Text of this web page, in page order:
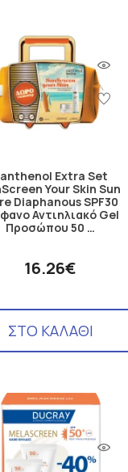
Extra Set
Your Skin Sun
Diaphanous SPF30
Αντιηλιακό Gel
Προσώπου 50 …
16.26€
ΣΤΟ ΚΑΛΑΘΙ